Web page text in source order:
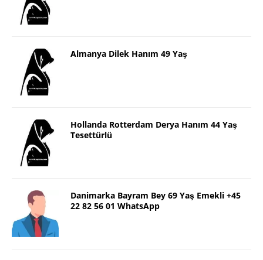
Almanya Dilek Hanım 49 Yaş
Hollanda Rotterdam Derya Hanım 44 Yaş
Tesettürlü
Danimarka Bayram Bey 69 Yaş Emekli +45
22 82 56 01 WhatsApp